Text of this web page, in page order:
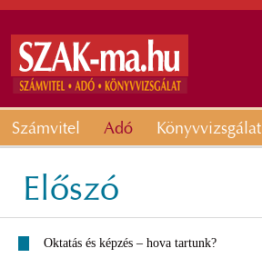
Számvitel Adó Könyvvizsgálat
Előszó
Oktatás és képzés – hova tartunk?